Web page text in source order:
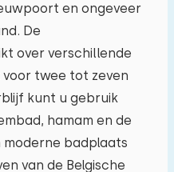
en ongeveer
De
over verschillende
twee tot zeven
kunt u gebruik
hamam en de
moderne badplaats
van de Belgische
07 08 09
14 15 16
21 22 23
28 29 30